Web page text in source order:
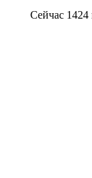
Сейчас 1424